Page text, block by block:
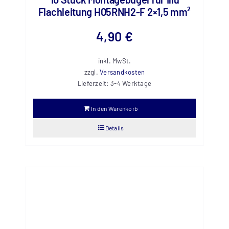
Flachleitung H05RNH2-F 2×1,5 mm²
4,90 €
inkl. MwSt.
zzgl.Versandkosten
Lieferzeit: 3-4 Werktage
In den Warenkorb
Details